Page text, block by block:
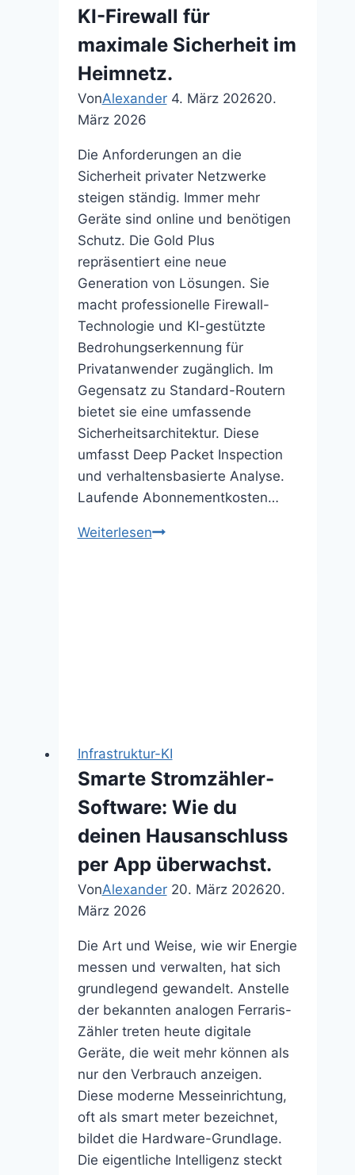
KI-Firewall für
maximale Sicherheit im
Heimnetz.
VonAlexander 4. März 202620.
März 2026
Die Anforderungen an die
Sicherheit privater Netzwerke
steigen ständig. Immer mehr
Geräte sind online und benötigen
Schutz. Die Gold Plus
repräsentiert eine neue
Generation von Lösungen. Sie
macht professionelle Firewall-
Technologie und KI-gestützte
Bedrohungserkennung für
Privatanwender zugänglich. Im
Gegensatz zu Standard-Routern
bietet sie eine umfassende
Sicherheitsarchitektur. Diese
umfasst Deep Packet Inspection
und verhaltensbasierte Analyse.
Laufende Abonnementkosten…
WeiterlesenFirewalla
Heimnetz.
Infrastruktur-KI
Smarte Stromzähler-
Software: Wie du
deinen Hausanschluss
per App überwachst.
VonAlexander 20. März 202620.
März 2026
Die Art und Weise, wie wir Energie
messen und verwalten, hat sich
grundlegend gewandelt. Anstelle
der bekannten analogen Ferraris-
Zähler treten heute digitale
Geräte, die weit mehr können als
nur den Verbrauch anzeigen.
Diese moderne Messeinrichtung,
oft als smart meter bezeichnet,
bildet die Hardware-Grundlage.
Die eigentliche Intelligenz steckt